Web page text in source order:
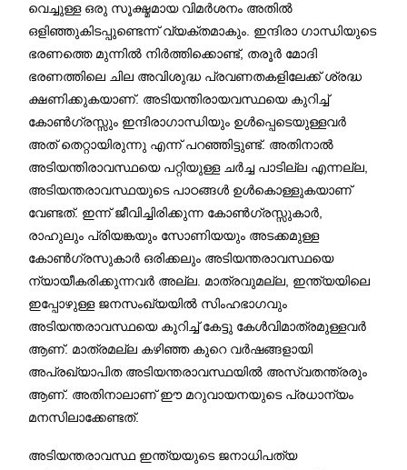
വെച്ചുള്ള ഒരു സൂക്ഷ്മമായ വിമർശനം അതിൽ
ഒളിഞ്ഞുകിടപ്പുണ്ടെന്ന് വ്യക്തമാകും. ഇന്ദിരാ ഗാന്ധിയുടെ
ഭരണത്തെ മുന്നിൽ നിർത്തിക്കൊണ്ട്, തരൂർ മോദി
ഭരണത്തിലെ ചില അവിശുദ്ധ പ്രവണതകളിലേക്ക് ശ്രദ്ധ
ക്ഷണിക്കുകയാണ്. അടിയന്തിരായവസ്ഥയെ കുറിച്ച്
കോൺഗ്രസ്സും ഇന്ദിരാഗാന്ധിയും ഉൾപ്പെടെയുള്ളവർ
അത് തെറ്റായിരുന്നു എന്ന് പറഞ്ഞിട്ടുണ്ട്. അതിനാൽ
അടിയന്തിരാവസ്ഥയെ പറ്റിയുള്ള ചർച്ച പാടില്ല എന്നല്ല,
അടിയന്തരാവസ്ഥയുടെ പാഠങ്ങൾ ഉൾകൊള്ളുകയാണ്
വേണ്ടത്. ഇന്ന് ജീവിച്ചിരിക്കുന്ന കോൺഗ്രസ്സുകാർ,
രാഹുലും പ്രിയങ്കയും സോണിയയും അടക്കമുള്ള
കോൺഗ്രസുകാർ ഒരിക്കലും അടിയന്തരാവസ്ഥയെ
ന്യായീകരിക്കുന്നവർ അല്ല. മാത്രവുമല്ല, ഇന്ത്യയിലെ
ഇപ്പോഴുള്ള ജനസംഖ്യയിൽ സിംഹഭാഗവും
അടിയന്തരാവസ്ഥയെ കുറിച്ച് കേട്ടു കേൾവിമാത്രമുള്ളവർ
ആണ്‌. മാത്രമല്ല കഴിഞ്ഞ കുറെ വർഷങ്ങളായി
അപ്രഖ്യാപിത അടിയന്തരാവസ്ഥയിൽ അസ്വതന്ത്രരും
ആണ്. അതിനാലാണ് ഈ മറുവായനയുടെ പ്രധാന്യം
മനസിലാക്കേണ്ടത്.
അടിയന്തരാവസ്ഥ ഇന്ത്യയുടെ ജനാധിപത്യ